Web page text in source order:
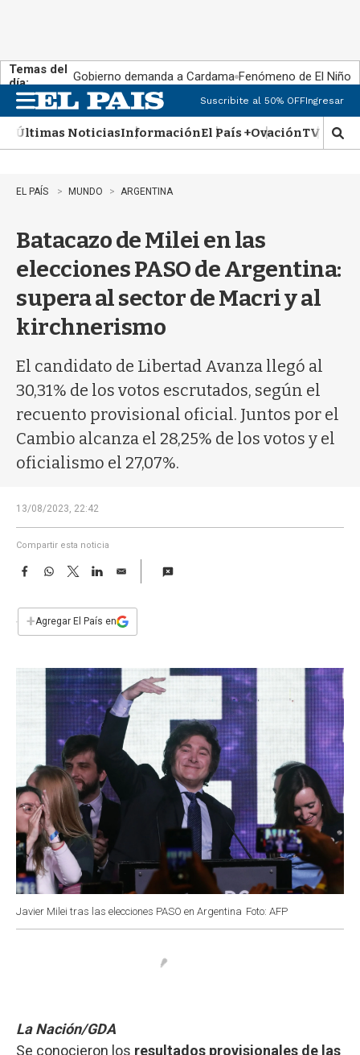
Temas del
día:
Gobierno demanda a Cardama Fenómeno de El Niño
n
u
Suscribite al 50% OFFIngresar
Últimas NoticiasInformaciónEl País +OvaciónTV Show
M
o
�
EL PAÍS MUNDO ARGENTINA
Batacazo de Milei en las
elecciones PASO de Argentina:
supera al sector de Macri y al
kirchnerismo
El candidato de Libertad Avanza llegó al
30,31% de los votos escrutados, según el
recuento provisional oficial. Juntos por el
Cambio alcanza el 28,25% de los votos y el
oficialismo el 27,07%.
13/08/2023, 22:42
Compartir esta noticia
F
e
b
W
s
p
T
w
t
L
n
E
i
l
+Agregar El País en
Javier Milei tras las elecciones PASO en Argentina Foto: AFP
La Nación/GDA
Se conocieron los resultados provisionales de las